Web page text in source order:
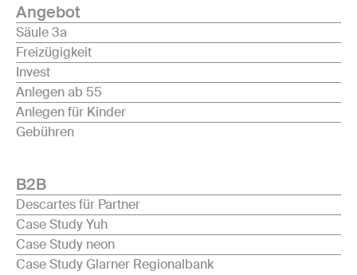
Angebot
Säule 3a
Freizügigkeit
Invest
Anlegen ab 55
Anlegen für Kinder
Gebühren
B2B
Descartes für Partner
Case Study Yuh
Case Study neon
Case Study Glarner Regionalbank